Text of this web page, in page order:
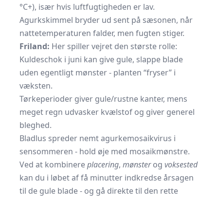
°C+), især hvis luftfugtigheden er lav.
Agurkskimmel bryder ud sent på sæsonen, når
nattetemperaturen falder, men fugten stiger.
Friland: Her spiller vejret den største rolle:
Kuldeschok i juni kan give gule, slappe blade
uden egentligt mønster - planten “fryser” i
væksten.
Tørkeperioder giver gule/rustne kanter, mens
meget regn udvasker kvælstof og giver generel
bleghed.
Bladlus spreder nemt agurkemosaikvirus i
sensommeren - hold øje med mosaikmønstre.
Ved at kombinereplacering, mønsterog voksested
kan du i løbet af få minutter indkredse årsagen
til de gule blade - og gå direkte til den rette